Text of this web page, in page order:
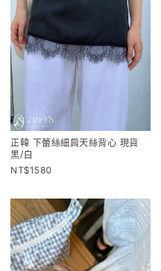
正韓 下蕾絲細肩天絲背心 現貨
黑/白
1580